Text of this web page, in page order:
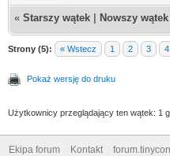
« Starszy wątek Nowszy wątek
Strony (5): « Wstecz 1 2 3 4
Pokaż wersję do druku
Użytkownicy przeglądający ten wątek: 1
Ekipa forum Kontakt